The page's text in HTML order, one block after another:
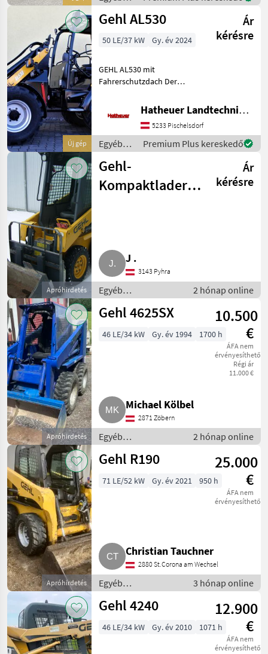
mezőgazdasági
erőgépek
Új gép
Gehl AL530
Ár
kérésre
50 LE/37 kW Gy. év 2024
GEHL AL530 mit
Fahrerschutzdach Der
unserer Lader mit dem P-
Kinematik-Laderarm und
genau für Ihre
Anforderungen gebaut. mit
einer statischen
Hatheuer Landtechnik GmbH & Co.KG.
5233 Pischelsdorf
Egyéb
mezőgazdasági
erőgépek
/ Gehl
Premium Plus kereskedő
Apróhirdetés
Gehl-
Kompaktlader
Ár
kérésre
J .
3143 Pyhra
Egyéb
mezőgazdasági
erőgépek /
2 hónap online
Apróhirdetés
Gehl 4625SX
10.500
€
ÁFA nem
érvényesíthető
Régi ár
11.000 €
46 LE/34 kW Gy. év 1994 1700 h
Michael Kölbel
2871 Zöbern
Egyéb
mezőgazdasági
erőgépek /
2 hónap online
Apróhirdetés
Gehl R190
25.000
€
ÁFA nem
érvényesíthető
71 LE/52 kW Gy. év 2021 950 h
Christian Tauchner
2880 St.Corona am Wechsel
Egyéb
mezőgazdasági
erőgépek /
3 hónap online
Gehl 4240
12.900
€
ÁFA nem
érvényesíthető
46 LE/34 kW Gy. év 2010 1071 h